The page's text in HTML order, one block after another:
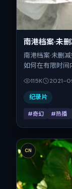
南港档案·未
南港档案·未删
如何在有限时间
2021-09-18 起
片长121分钟。
115K 2021-
纪录片
#奇幻 #热播
CN